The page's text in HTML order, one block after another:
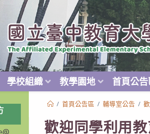
學校組織 教學園地 首頁公
/ 首頁公告區 / 輔導室公告 /
歡迎同學利用